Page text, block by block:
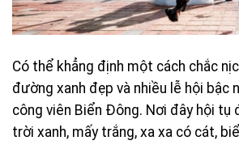
Có thể khẳng định một cách chắc
đường xanh đẹp và nhiều lễ hội bậc
công viên Biển Đông. Nơi đây hội tụ
trời xanh, mấy trắng, xa xa có cát,